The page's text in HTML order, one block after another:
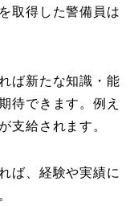
取得した警備員は
ば新たな知識・能
待できます。例え
支給されます。
ば、経験や実績に